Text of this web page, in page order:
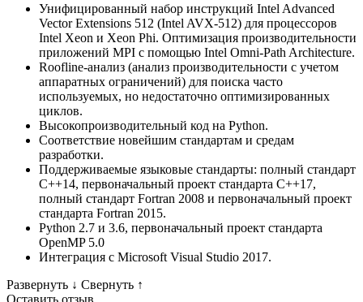
Унифицированный набор инструкций Intel Advanced
Vector Extensions 512 (Intel AVX-512) для процессоров
Intel Xeon и Xeon Phi. Оптимизация производительности
приложений MPI с помощью Intel Omni-Path Architecture.
Roofline-анализ (анализ производительности с учетом
аппаратных ограничений) для поиска часто
используемых, но недостаточно оптимизированных
циклов.
Высокопроизводительный код на Python.
Соответствие новейшим стандартам и средам
разработки.
Поддерживаемые языковые стандарты: полный стандарт
C++14, первоначальный проект стандарта С++17,
полный стандарт Fortran 2008 и первоначальный проект
стандарта Fortran 2015.
Python 2.7 и 3.6, первоначальный проект стандарта
OpenMP 5.0
Интеграция с Microsoft Visual Studio 2017.
Развернуть ↓ Свернуть ↑
Оставить отзыв